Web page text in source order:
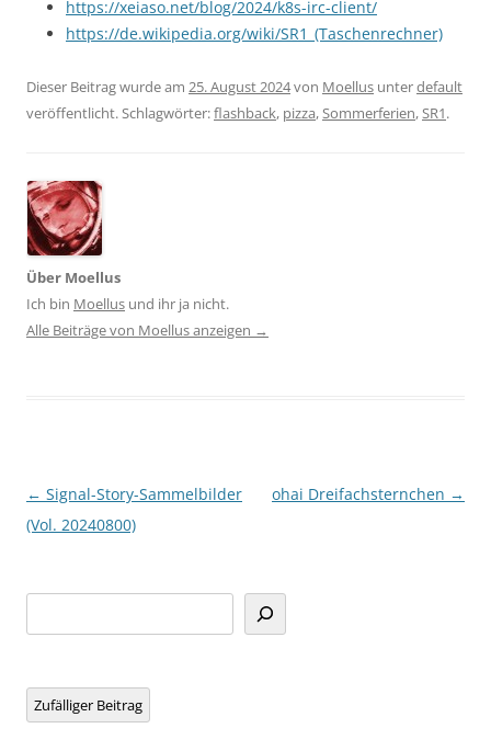
https://xeiaso.net/blog/2024/k8s-irc-client/
https://de.wikipedia.org/wiki/SR1_(Taschenrechner)
Dieser Beitrag wurde am 25. August 2024von Moellus unterdefault
veröffentlicht. Schlagwörter:flashback, pizza,Sommerferien,SR1.
Über Moellus
Ich bin Moellus und ihr ja nicht.
Alle Beiträge von Moellus anzeigen →
Beitragsnavigation
← Signal-Story-Sammelbilder
(Vol. 20240800)
ohai Dreifachsternchen →
Zufälliger Beitrag